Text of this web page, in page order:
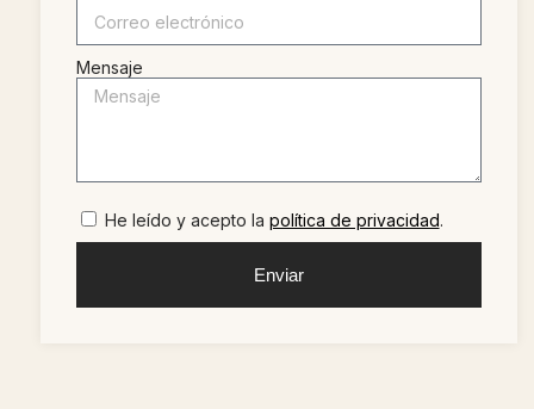
Mensaje
He leído y acepto la política de privacidad.
Enviar